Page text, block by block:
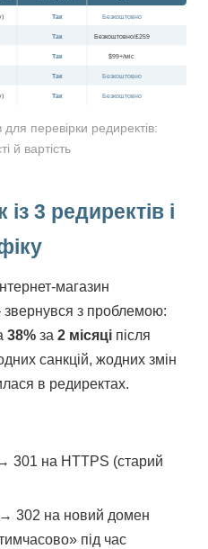
Так Безкоштовно
Так Безкоштовно/£259
Так $99+/міс
Так Безкоштовно
Так Безкоштовно
для перевірки редиректів:
й вартість
3 редиректів і
магазин
звернувся з проблемою:
38% за 2 місяці після
санкцій, жодних змін
в редиректах.
301 на HTTPS (старий
302 на новий домен
під час